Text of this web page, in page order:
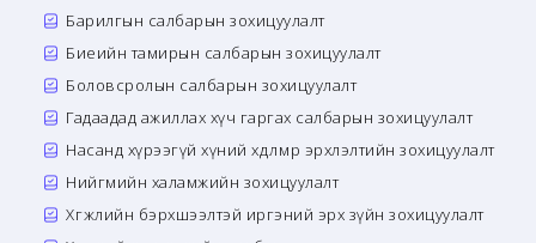
Барилгын салбарын зохицуулалт
Биеийн тамирын салбарын зохицуулалт
Боловсролын салбарын зохицуулалт
Гадаадад ажиллах хүч гаргах салбарын зохицуулалт
Насанд хүрээгүй хүний хөдөлмөр эрхлэлтийн зохицуулалт
Нийгмийн халамжийн зохицуулалт
Хөгжлийн бэрхшээлтэй иргэний эрх зүйн зохицуулалт